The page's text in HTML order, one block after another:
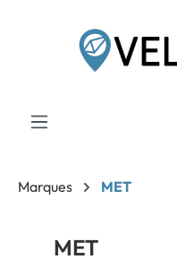
Marques MET
MET